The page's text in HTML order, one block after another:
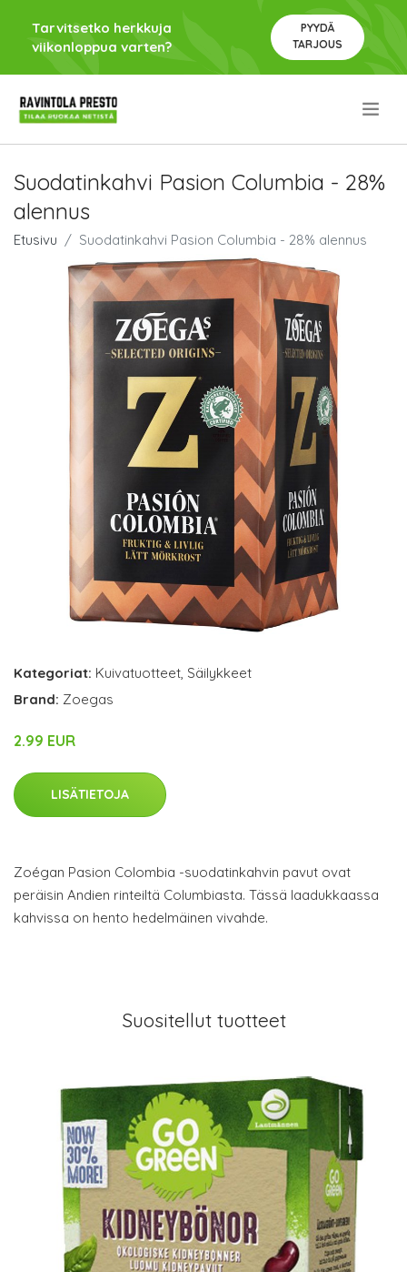
Tarvitsetko herkkuja
viikonloppua varten?
PYYDÄ
TARJOUS
Suodatinkahvi Pasion Columbia - 28%
alennus
Etusivu Suodatinkahvi Pasion Columbia - 28% alennus
Kategoriat: Kuivatuotteet, Säilykkeet
Brand: Zoegas
2.99 EUR
LISÄTIETOJA
Zoégan Pasion Colombia -suodatinkahvin pavut ovat
peräisin Andien rinteiltä Columbiasta. Tässä laadukkaassa
kahvissa on hento hedelmäinen vivahde.
Suositellut tuotteet